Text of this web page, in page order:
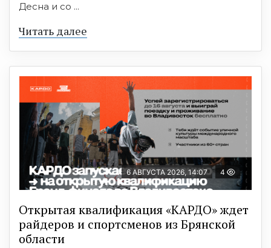
Десна и со ...
Читать далее
6 АВГУСТА 2026, 14:07 4
Открытая квалификация «КАРДО» ждет
райдеров и спортсменов из Брянской
области